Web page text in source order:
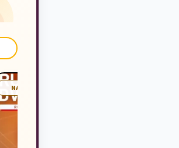
NAUJIENA